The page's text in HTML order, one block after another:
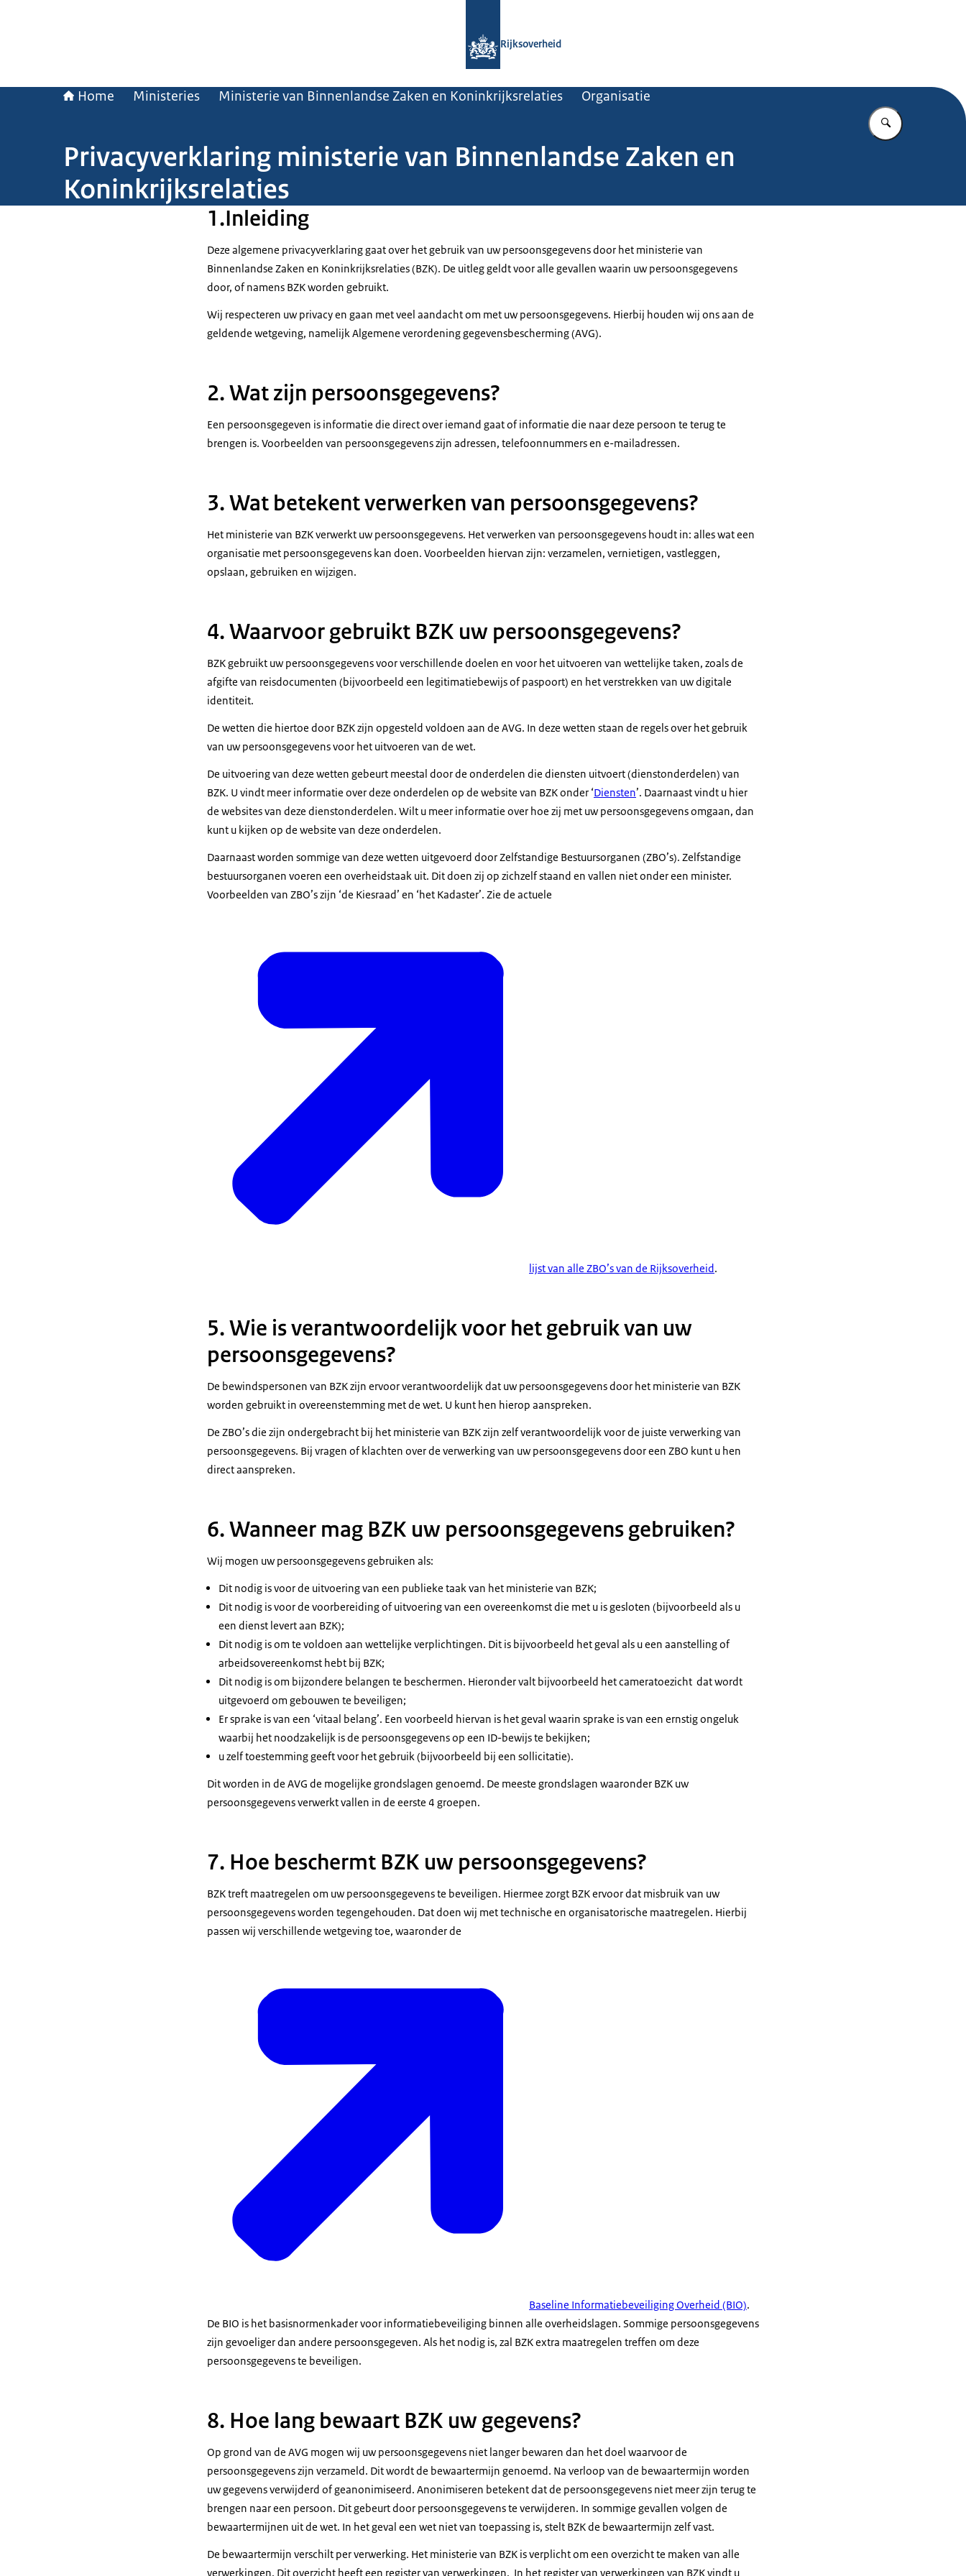
Rijksoverheid
Home Ministeries Ministerie van Binnenlandse Zaken en Koninkrijksrelaties Organisatie
Vul in wat u
Privacyverklaring ministerie van Binnenlandse Zaken en
Koninkrijksrelaties
1.Inleiding
Deze algemene privacyverklaring gaat over het gebruik van uw persoonsgegevens door het ministerie van
Binnenlandse Zaken en Koninkrijksrelaties (BZK). De uitleg geldt voor alle gevallen waarin uw persoonsgegevens
door, of namens BZK worden gebruikt.
Wij respecteren uw privacy en gaan met veel aandacht om met uw persoonsgegevens. Hierbij houden wij ons aan de
geldende wetgeving, namelijk Algemene verordening gegevensbescherming (AVG).
2. Wat zijn persoonsgegevens?
Een persoonsgegeven is informatie die direct over iemand gaat of informatie die naar deze persoon te terug te
brengen is. Voorbeelden van persoonsgegevens zijn adressen, telefoonnummers en e-mailadressen.
3. Wat betekent verwerken van persoonsgegevens?
Het ministerie van BZK verwerkt uw persoonsgegevens. Het verwerken van persoonsgegevens houdt in: alles wat een
organisatie met persoonsgegevens kan doen. Voorbeelden hiervan zijn: verzamelen, vernietigen, vastleggen,
opslaan, gebruiken en wijzigen.
4. Waarvoor gebruikt BZK uw persoonsgegevens?
BZK gebruikt uw persoonsgegevens voor verschillende doelen en voor het uitvoeren van wettelijke taken, zoals de
afgifte van reisdocumenten (bijvoorbeeld een legitimatiebewijs of paspoort) en het verstrekken van uw digitale
identiteit.
De wetten die hiertoe door BZK zijn opgesteld voldoen aan de AVG. In deze wetten staan de regels over het gebruik
van uw persoonsgegevens voor het uitvoeren van de wet.
De uitvoering van deze wetten gebeurt meestal door de onderdelen die diensten uitvoert (dienstonderdelen) van
BZK. U vindt meer informatie over deze onderdelen op de website van BZK onder ‘Diensten’. Daarnaast vindt u hier
de websites van deze dienstonderdelen. Wilt u meer informatie over hoe zij met uw persoonsgegevens omgaan, dan
kunt u kijken op de website van deze onderdelen.
Daarnaast worden sommige van deze wetten uitgevoerd door Zelfstandige Bestuursorganen (ZBO’s). Zelfstandige
bestuursorganen voeren een overheidstaak uit. Dit doen zij op zichzelf staand en vallen niet onder een minister.
Voorbeelden van ZBO’s zijn ‘de Kiesraad’ en ‘het Kadaster’. Zie de actuele
lijst van alle ZBO’s van de Rijksoverheid.
5. Wie is verantwoordelijk voor het gebruik van uw
persoonsgegevens?
De bewindspersonen van BZK zijn ervoor verantwoordelijk dat uw persoonsgegevens door het ministerie van BZK
worden gebruikt in overeenstemming met de wet. U kunt hen hierop aanspreken.
De ZBO’s die zijn ondergebracht bij het ministerie van BZK zijn zelf verantwoordelijk voor de juiste verwerking van
persoonsgegevens. Bij vragen of klachten over de verwerking van uw persoonsgegevens door een ZBO kunt u hen
direct aanspreken.
6. Wanneer mag BZK uw persoonsgegevens gebruiken?
Wij mogen uw persoonsgegevens gebruiken als:
Dit nodig is voor de uitvoering van een publieke taak van het ministerie van BZK;
Dit nodig is voor de voorbereiding of uitvoering van een overeenkomst die met u is gesloten (bijvoorbeeld als u
een dienst levert aan BZK);
Dit nodig is om te voldoen aan wettelijke verplichtingen. Dit is bijvoorbeeld het geval als u een aanstelling of
arbeidsovereenkomst hebt bij BZK;
Dit nodig is om bijzondere belangen te beschermen. Hieronder valt bijvoorbeeld het cameratoezicht dat wordt
uitgevoerd om gebouwen te beveiligen;
Er sprake is van een ‘vitaal belang’. Een voorbeeld hiervan is het geval waarin sprake is van een ernstig ongeluk
waarbij het noodzakelijk is de persoonsgegevens op een ID-bewijs te bekijken;
u zelf toestemming geeft voor het gebruik (bijvoorbeeld bij een sollicitatie).
Dit worden in de AVG de mogelijke grondslagen genoemd. De meeste grondslagen waaronder BZK uw
persoonsgegevens verwerkt vallen in de eerste 4 groepen.
7. Hoe beschermt BZK uw persoonsgegevens?
BZK treft maatregelen om uw persoonsgegevens te beveiligen. Hiermee zorgt BZK ervoor dat misbruik van uw
persoonsgegevens worden tegengehouden. Dat doen wij met technische en organisatorische maatregelen. Hierbij
passen wij verschillende wetgeving toe, waaronder de
Baseline Informatiebeveiliging Overheid (BIO).
De BIO is het basisnormenkader voor informatiebeveiliging binnen alle overheidslagen. Sommige persoonsgegevens
zijn gevoeliger dan andere persoonsgegeven. Als het nodig is, zal BZK extra maatregelen treffen om deze
persoonsgegevens te beveiligen.
8. Hoe lang bewaart BZK uw gegevens?
Op grond van de AVG mogen wij uw persoonsgegevens niet langer bewaren dan het doel waarvoor de
persoonsgegevens zijn verzameld. Dit wordt de bewaartermijn genoemd. Na verloop van de bewaartermijn worden
uw gegevens verwijderd of geanonimiseerd. Anonimiseren betekent dat de persoonsgegevens niet meer zijn terug te
brengen naar een persoon. Dit gebeurt door persoonsgegevens te verwijderen. In sommige gevallen volgen de
bewaartermijnen uit de wet. In het geval een wet niet van toepassing is, stelt BZK de bewaartermijn zelf vast.
De bewaartermijn verschilt per verwerking. Het ministerie van BZK is verplicht om een overzicht te maken van alle
verwerkingen. Dit overzicht heeft een register van verwerkingen. In het register van verwerkingen van BZK vindt u